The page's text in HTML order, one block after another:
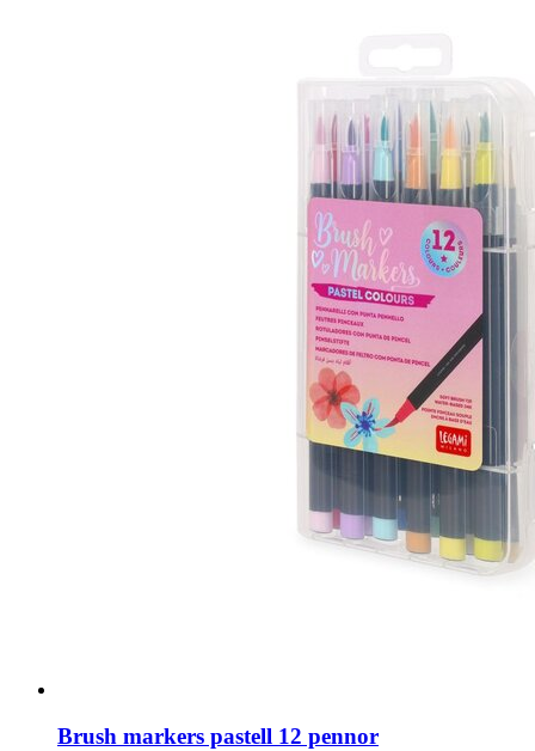
Brush markers pastell 12 pennor